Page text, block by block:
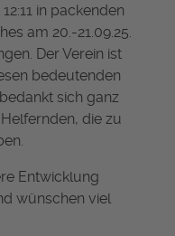
in packenden
am 20.-21.09.25.
Der Verein ist
bedeutenden
sich ganz
die zu
Entwicklung
wünschen viel